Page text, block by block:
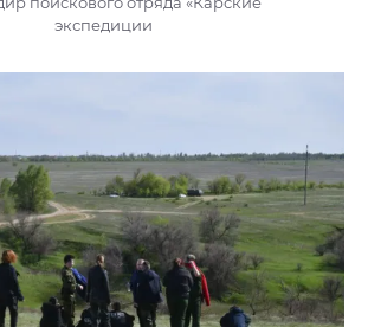
экспедиции